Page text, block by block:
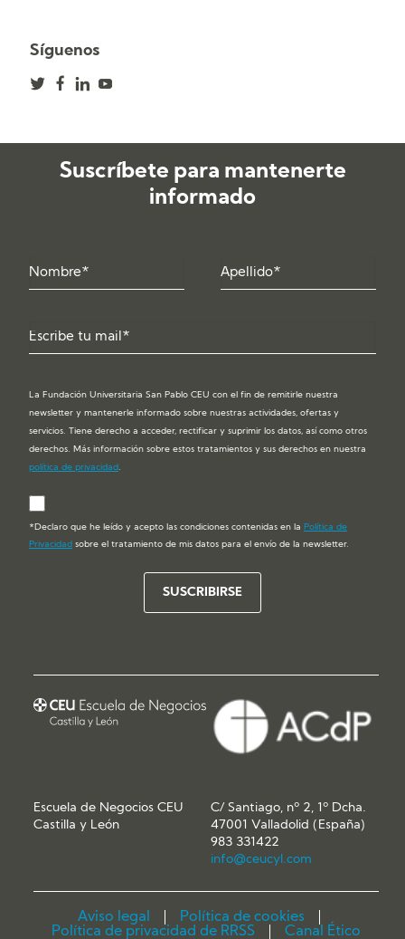
Síguenos
Suscríbete para mantenerte
informado
La Fundación Universitaria San Pablo CEU con el fin de remitirle nuestra
newsletter y mantenerle informado sobre nuestras actividades, ofertas y
servicios. Tiene derecho a acceder, rectificar y suprimir los datos, así como otros
derechos. Más información sobre estos tratamientos y sus derechos en nuestra
política de privacidad.
*Declaro que he leído y acepto las condiciones contenidas en la Política de
Privacidad sobre el tratamiento de mis datos para el envío de la newsletter.
Escuela de Negocios CEU
Castilla y León
C/ Santiago, nº 2, 1º Dcha.
47001 Valladolid (España)
983 331422
info@ceucyl.com
Aviso legal
Política de cookies
Política de privacidad de RRSS
Canal Ético